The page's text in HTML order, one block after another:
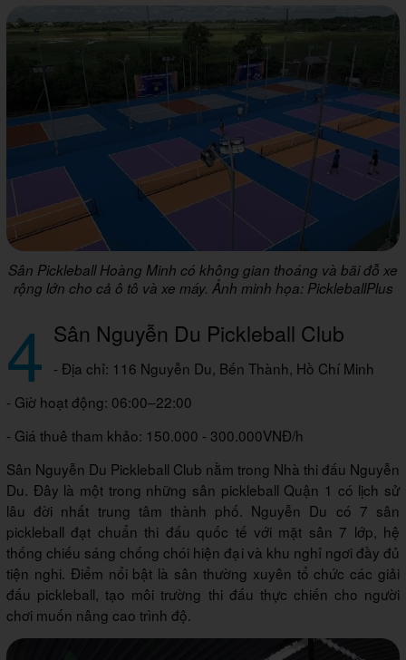
Sân Pickleball Hoàng Minh có không gian thoáng và bãi đỗ xe
rộng lớn cho cả ô tô và xe máy. Ảnh minh họa: PickleballPlus
4 Sân Nguyễn Du Pickleball Club
- Địa chỉ: 116 Nguyễn Du, Bến Thành, Hồ Chí Minh
- Giờ hoạt động: 06:00–22:00
- Giá thuê tham khảo: 150.000 - 300.000VNĐ/h
Sân Nguyễn Du Pickleball Club nằm trong Nhà thi đấu Nguyễn
Du. Đây là một trong những sân pickleball Quận 1 có lịch sử
lâu đời nhất trung tâm thành phố. Nguyễn Du có 7 sân
pickleball đạt chuẩn thi đấu quốc tế với mặt sân 7 lớp, hệ
thống chiếu sáng chống chói hiện đại và khu nghỉ ngơi đầy đủ
tiện nghi. Điểm nổi bật là sân thường xuyên tổ chức các giải
đấu pickleball, tạo môi trường thi đấu thực chiến cho người
chơi muốn nâng cao trình độ.